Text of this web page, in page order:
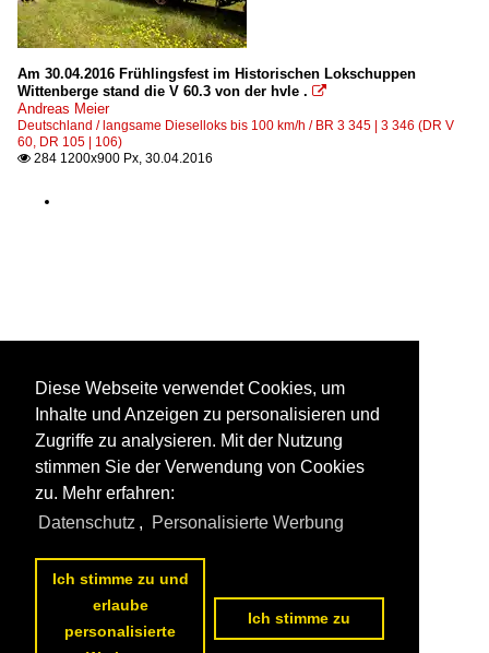
Am 30.04.2016 Frühlingsfest im Historischen Lokschuppen
Wittenberge stand die V 60.3 von der hvle . 
Andreas Meier
Deutschland / langsame Dieselloks bis 100 km/h / BR 3 345 | 3 346 (DR V
60, DR 105 | 106)
 284 1200x900 Px, 30.04.2016
Diese Webseite verwendet Cookies, um
Inhalte und Anzeigen zu personalisieren und
Zugriffe zu analysieren. Mit der Nutzung
stimmen Sie der Verwendung von Cookies
zu. Mehr erfahren:
Datenschutz , Personalisierte Werbung
Ich stimme zu und
erlaube
personalisierte
Ich stimme zu